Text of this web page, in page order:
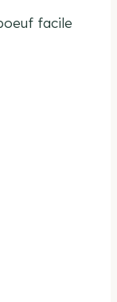
facile